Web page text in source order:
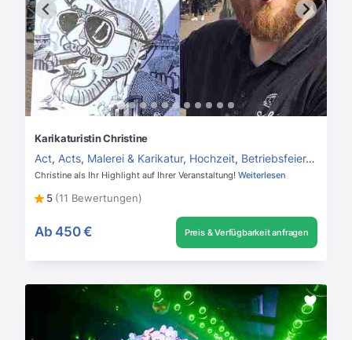
Karikaturistin Christine
Act, Acts, Malerei & Karikatur, Hochzeit, Betriebsfeier,Private
Christine als Ihr Highlight auf Ihrer Veranstaltung! Weiterlesen
5 (11 Bewertungen)
Ab 450 € Preis & Verfügbarkeit anfragen